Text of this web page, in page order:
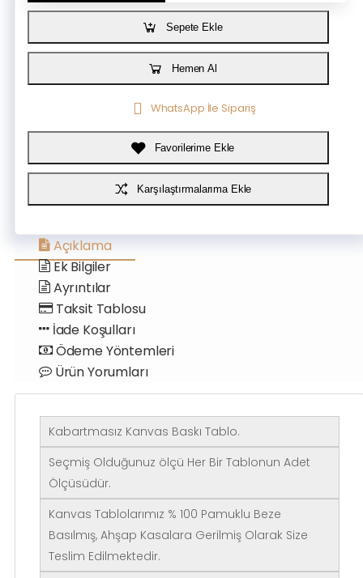
Sepete Ekle
Hemen Al
WhatsApp İle Sipariş
Favorilerime Ekle
Karşılaştırmalarıma Ekle
Açıklama
Ek Bilgiler
Ayrıntılar
Taksit Tablosu
İade Koşulları
Ödeme Yöntemleri
Ürün Yorumları
Kabartmasız Kanvas Baskı Tablo.
Seçmiş Olduğunuz ölçü Her Bir Tablonun Adet
Ölçüsüdür.
Kanvas Tablolarımız % 100 Pamuklu Beze
Basılmış, Ahşap Kasalara Gerilmiş Olarak Size
Teslim Edilmektedir.